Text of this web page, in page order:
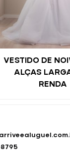
VESTIDO DE
ALÇAS
RENDA